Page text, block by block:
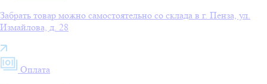
Забрать товар можно самостоятельно со склада в г. Пенза, ул.
Измайлова, д. 28
Оплата